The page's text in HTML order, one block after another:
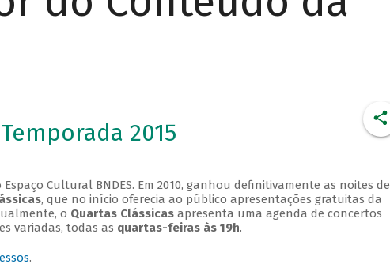
2015
Cultural BNDES. Em 2010, ganhou definitivamente as noites de
, que no início oferecia ao público apresentações gratuitas da
o Quartas Clássicasapresenta uma agenda de concertos
variadas, todas as quartas-feiras às 19h.
.